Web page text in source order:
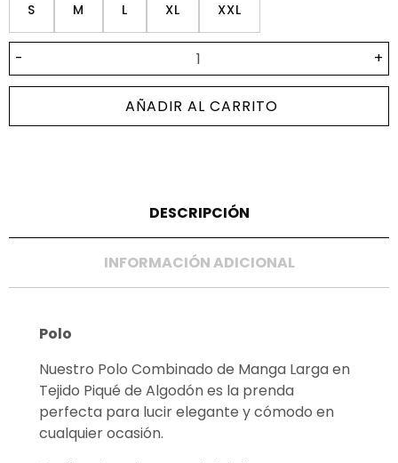
S M L XL XXL
- +
AÑADIR AL CARRITO
DESCRIPCIÓN
INFORMACIÓN ADICIONAL
Polo
Nuestro Polo Combinado de Manga Larga en
Tejido Piqué de Algodón es la prenda
perfecta para lucir elegante y cómodo en
cualquier ocasión.